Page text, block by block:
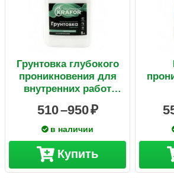
Грунтовка глубокого
проникновения для
внутренних работ
510 –950
в наличии
Купить